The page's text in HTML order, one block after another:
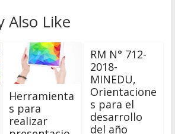
Also Like
Herramienta
s para
realizar
RM N° 712-
2018-
MINEDU,
Orientacione
s para el
desarrollo
del año